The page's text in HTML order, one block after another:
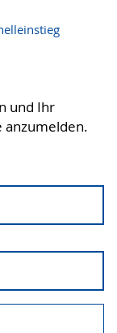
und Ihr
anzumelden.